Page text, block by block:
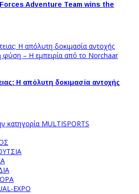
Adventure Team wins the
Η απόλυτη δοκιμασία αντοχής
κατηγορία MULTISPORTS
EXPO